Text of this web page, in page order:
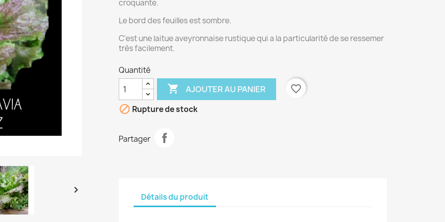

croquante.
Le bord des feuilles est sombre.
C'est une laitue aveyronnaise rustique qui a la particularité de se ressemer
très facilement.
Quantité
 AJOUTER AU PANIER
favorite_border
 Rupture de stock
Partager
Détails du produit